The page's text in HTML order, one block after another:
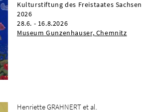
Kulturstiftung des Freistaates Sachsen
2026
28.6. - 16.8.2026
Museum Gunzenhauser, Chemnitz
Henriette GRAHNERT et al.